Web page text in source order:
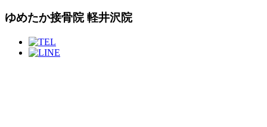
ゆめたか接骨院 軽井沢院